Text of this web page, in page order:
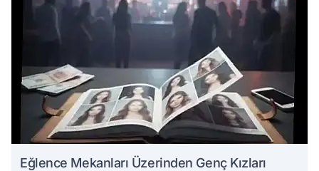
Eğlence Mekanları Üzerinden Genç Kızları